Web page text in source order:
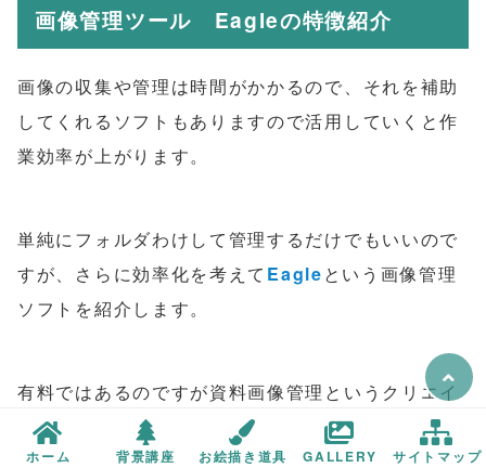
画像管理ツール Eagleの特徴紹介
画像の収集や管理は時間がかかるので、それを補助
してくれるソフトもありますので活用していくと作
業効率が上がります。
単純にフォルダわけして管理するだけでもいいので
すが、さらに効率化を考えて Eagleという画像管理
ソフトを紹介します。
有料ではあるのですが資料画像管理というクリエイ
ターにとっては重要かつ頻繁に利用するものなので
有益だと思います。
ホーム 背景講座 お絵描き道具 GALLERY サイトマップ